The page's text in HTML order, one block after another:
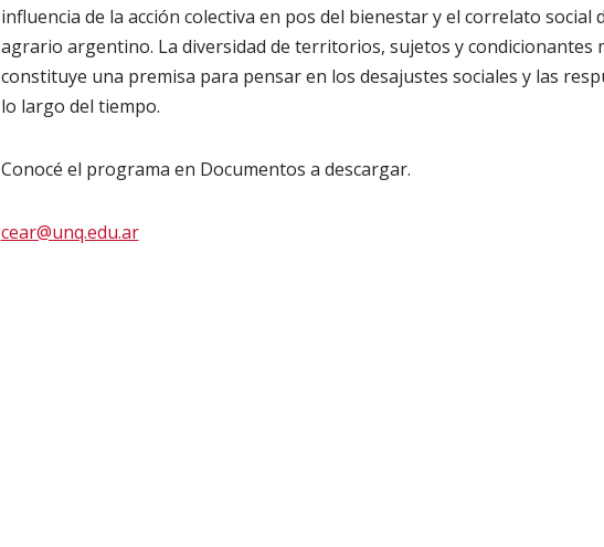
influencia de la acción colectiva en pos del bienestar y el correlato social
agrario argentino. La diversidad de territorios, sujetos y condicionantes
constituye una premisa para pensar en los desajustes sociales y las
lo largo del tiempo.
Conocé el programa en Documentos a descargar.
cear@unq.edu.ar